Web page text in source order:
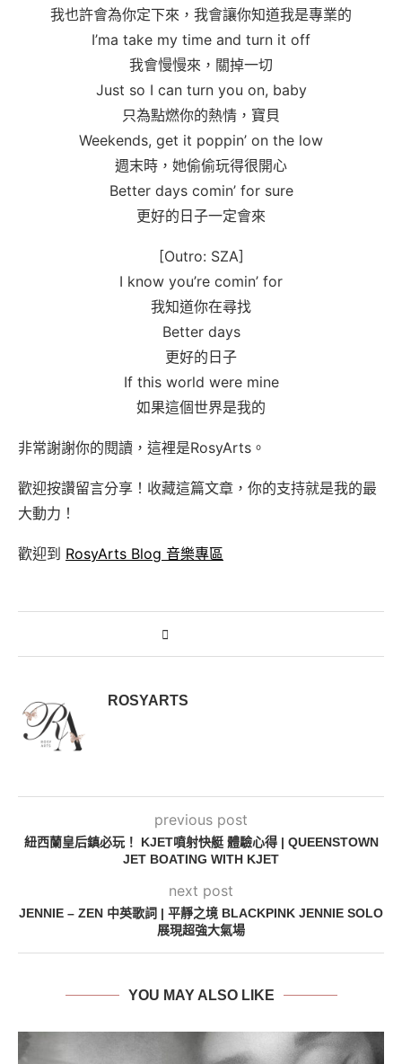
我也許會為你定下來，我會讓你知道我是專業的
I’ma take my time and turn it off
我會慢慢來，關掉一切
Just so I can turn you on, baby
只為點燃你的熱情，寶貝
Weekends, get it poppin’ on the low
週末時，她偷偷玩得很開心
Better days comin’ for sure
更好的日子一定會來
[Outro: SZA]
I know you’re comin’ for
我知道你在尋找
Better days
更好的日子
If this world were mine
如果這個世界是我的
非常謝謝你的閱讀，這裡是RosyArts。
歡迎按讚留言分享！收藏這篇文章，你的支持就是我的最
大動力！
歡迎到 RosyArts Blog 音樂專區
ROSYARTS
previous post
紐西蘭皇后鎮必玩！ KJET噴射快艇 體驗心得 | QUEENSTOWN
JET BOATING WITH KJET
next post
JENNIE – ZEN 中英歌詞 | 平靜之境 BLACKPINK JENNIE SOLO
展現超強大氣場
YOU MAY ALSO LIKE